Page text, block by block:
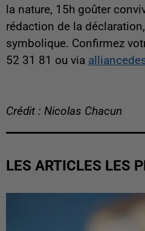
la nature, 15h goûter
rédaction de la
symbolique. Confirmez
52 31 81 ou via
Crédit : Nicolas Chacun
LES ARTICLES LES